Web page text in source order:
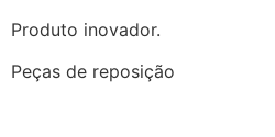
Produto inovador.
Peças de reposição